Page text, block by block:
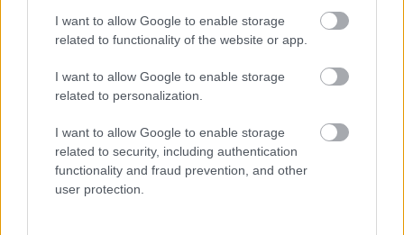
I want to allow Google to enable storage
related to functionality of the website or app.
I want to allow Google to enable storage
related to personalization.
I want to allow Google to enable storage
related to security, including authentication
functionality and fraud prevention, and other
user protection.
Persze eszük ágában nincs elengedni az aranytojást tojó
tyúkjukat, úgyhogy a fentieken felül több, egyelőre még
be nem jelentett Assassin's Creed játékra is
számíthatunk, első körben például a Project Obsidian
megjelenéséről egyelőre nem sokat tudni.
Szóval a lehetőségek adottak, innentől már csak élni
kellene velük. Egy stratégiaváltás mindenképpen ráférne